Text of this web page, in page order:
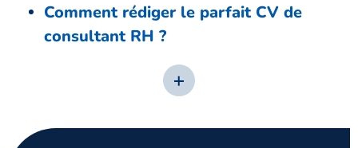
Comment rédiger le parfait CV de
consultant RH ?